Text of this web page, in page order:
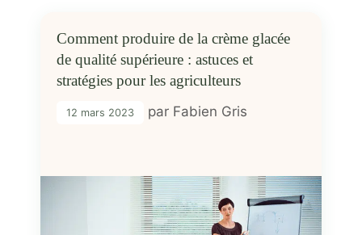
Comment produire de la crème glacée
de qualité supérieure : astuces et
stratégies pour les agriculteurs
12 mars 2023 par Fabien Gris